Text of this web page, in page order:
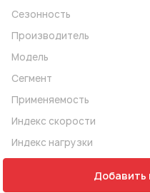
Сезонность
Производитель
Модель
Сегмент
Применяемость
Индекс скорости
Индекс нагрузки
Добавить